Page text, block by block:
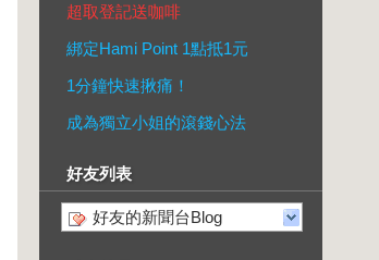
超取登記送咖啡
綁定Hami Point 1點抵1元
1分鐘快速揪痛！
成為獨立小姐的滾錢心法
好友列表
好友的新聞台Blog